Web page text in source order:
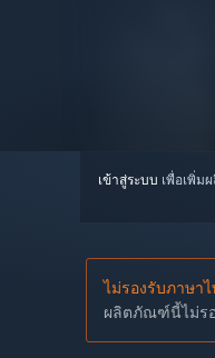
เข้าสู่ระบบ เพื่อเพิ่ม
ไม่รองรับภาษาไ
ผลิตภัณฑ์นี้ไม่ร